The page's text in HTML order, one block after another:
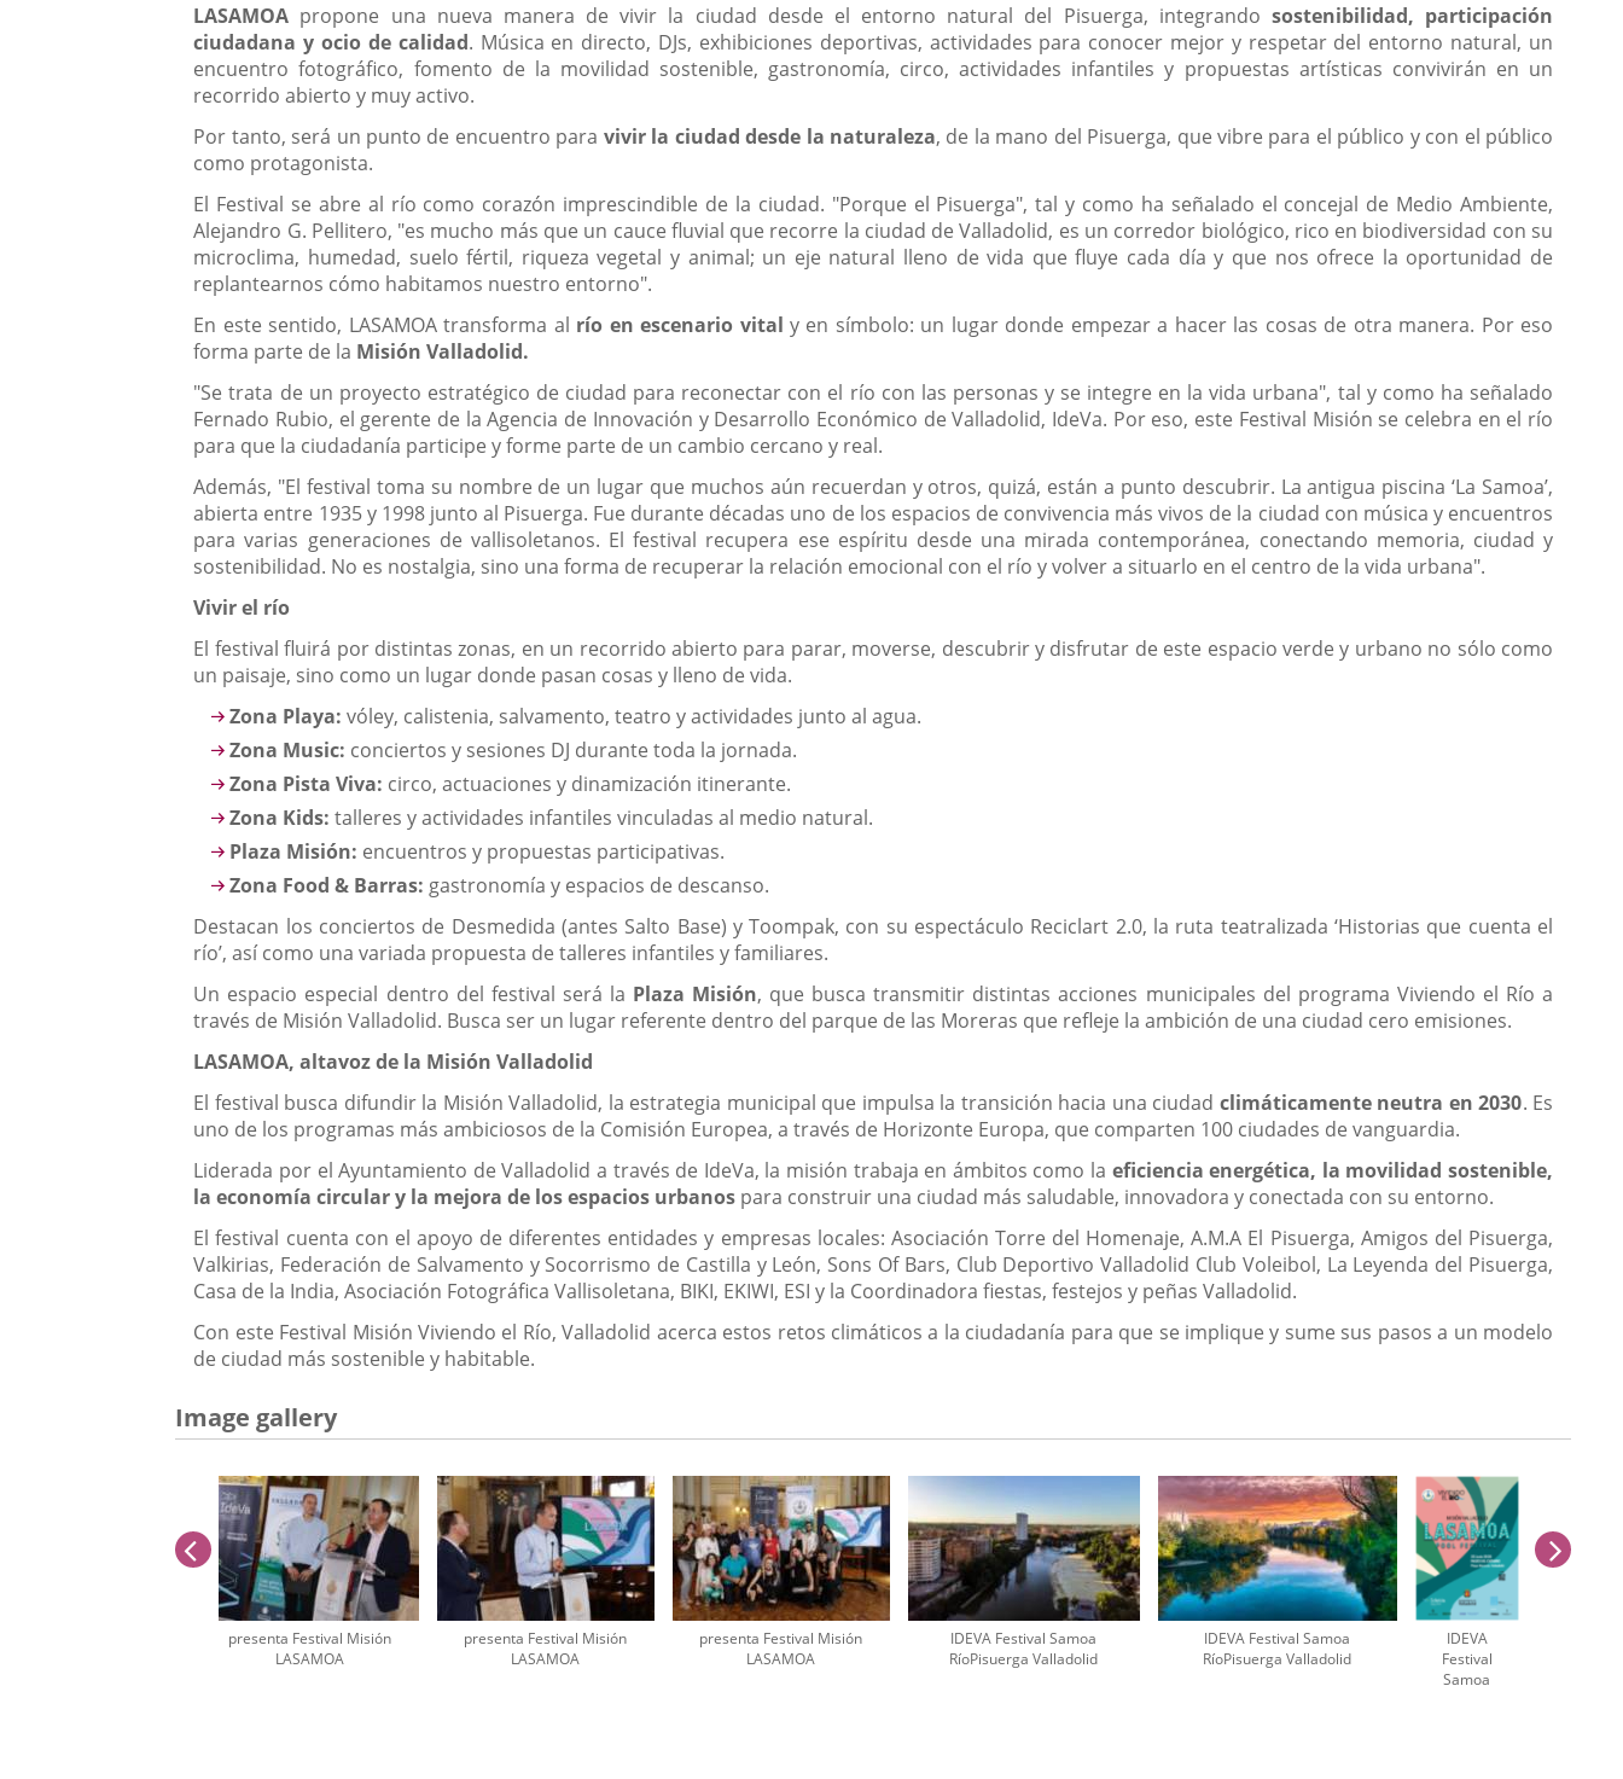
LASAMOA propone una nueva manera de vivir la ciudad desde el entorno natural del Pisuerga, integrando sostenibilidad, participación
ciudadana y ocio de calidad. Música en directo, DJs, exhibiciones deportivas, actividades para conocer mejor y respetar del entorno natural, un
encuentro fotográfico, fomento de la movilidad sostenible, gastronomía, circo, actividades infantiles y propuestas artísticas convivirán en un
recorrido abierto y muy activo.
Por tanto, será un punto de encuentro para vivir la ciudad desde la naturaleza, de la mano del Pisuerga, que vibre para el público y con el público
como protagonista.
El Festival se abre al río como corazón imprescindible de la ciudad. "Porque el Pisuerga", tal y como ha señalado el concejal de Medio Ambiente,
Alejandro G. Pellitero, "es mucho más que un cauce fluvial que recorre la ciudad de Valladolid, es un corredor biológico, rico en biodiversidad con su
microclima, humedad, suelo fértil, riqueza vegetal y animal; un eje natural lleno de vida que fluye cada día y que nos ofrece la oportunidad de
replantearnos cómo habitamos nuestro entorno".
En este sentido, LASAMOA transforma al río en escenario vital y en símbolo: un lugar donde empezar a hacer las cosas de otra manera. Por eso
forma parte de la Misión Valladolid.
"Se trata de un proyecto estratégico de ciudad para reconectar con el río con las personas y se integre en la vida urbana", tal y como ha señalado
Fernado Rubio, el gerente de la Agencia de Innovación y Desarrollo Económico de Valladolid, IdeVa. Por eso, este Festival Misión se celebra en el río
para que la ciudadanía participe y forme parte de un cambio cercano y real.
Además, "El festival toma su nombre de un lugar que muchos aún recuerdan y otros, quizá, están a punto descubrir. La antigua piscina ‘La Samoa’,
abierta entre 1935 y 1998 junto al Pisuerga. Fue durante décadas uno de los espacios de convivencia más vivos de la ciudad con música y encuentros
para varias generaciones de vallisoletanos. El festival recupera ese espíritu desde una mirada contemporánea, conectando memoria, ciudad y
sostenibilidad. No es nostalgia, sino una forma de recuperar la relación emocional con el río y volver a situarlo en el centro de la vida urbana".
Vivir el río
El festival fluirá por distintas zonas, en un recorrido abierto para parar, moverse, descubrir y disfrutar de este espacio verde y urbano no sólo como
un paisaje, sino como un lugar donde pasan cosas y lleno de vida.
Zona Playa: vóley, calistenia, salvamento, teatro y actividades junto al agua.
Zona Music: conciertos y sesiones DJ durante toda la jornada.
Zona Pista Viva: circo, actuaciones y dinamización itinerante.
Zona Kids: talleres y actividades infantiles vinculadas al medio natural.
Plaza Misión: encuentros y propuestas participativas.
Zona Food & Barras: gastronomía y espacios de descanso.
Destacan los conciertos de Desmedida (antes Salto Base) y Toompak, con su espectáculo Reciclart 2.0, la ruta teatralizada ‘Historias que cuenta el
río’, así como una variada propuesta de talleres infantiles y familiares.
Un espacio especial dentro del festival será la Plaza Misión, que busca transmitir distintas acciones municipales del programa Viviendo el Río a
través de Misión Valladolid. Busca ser un lugar referente dentro del parque de las Moreras que refleje la ambición de una ciudad cero emisiones.
LASAMOA, altavoz de la Misión Valladolid
El festival busca difundir la Misión Valladolid, la estrategia municipal que impulsa la transición hacia una ciudad climáticamente neutra en 2030. Es
uno de los programas más ambiciosos de la Comisión Europea, a través de Horizonte Europa, que comparten 100 ciudades de vanguardia.
Liderada por el Ayuntamiento de Valladolid a través de IdeVa, la misión trabaja en ámbitos como la eficiencia energética, la movilidad sostenible,
la economía circular y la mejora de los espacios urbanos para construir una ciudad más saludable, innovadora y conectada con su entorno.
El festival cuenta con el apoyo de diferentes entidades y empresas locales: Asociación Torre del Homenaje, A.M.A El Pisuerga, Amigos del Pisuerga,
Valkirias, Federación de Salvamento y Socorrismo de Castilla y León, Sons Of Bars, Club Deportivo Valladolid Club Voleibol, La Leyenda del Pisuerga,
Casa de la India, Asociación Fotográfica Vallisoletana, BIKI, EKIWI, ESI y la Coordinadora fiestas, festejos y peñas Valladolid.
Con este Festival Misión Viviendo el Río, Valladolid acerca estos retos climáticos a la ciudadanía para que se implique y sume sus pasos a un modelo
de ciudad más sostenible y habitable.
Image gallery
presenta Festival Misión
LASAMOA
presenta Festival Misión
LASAMOA
presenta Festival Misión
LASAMOA
IDEVA Festival Samoa
RíoPisuerga Valladolid
IDEVA Festival Samoa
RíoPisuerga Valladolid
IDEVA
Festival
Samoa
previus next